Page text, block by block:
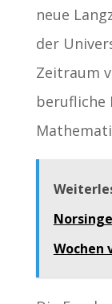
neue
der
Zeitraum
berufliche
Wochen